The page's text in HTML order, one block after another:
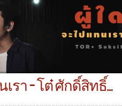
องค์ช่วยได้Pre-Chorus 2: เป็นดังแสงเล็ก ๆ
ในหัวใจช่วยนำหนทาง ให้ก้าวเดินข้ามผ่านจ
ำคืนนี้ ในคืนที่มีแสงดวงดาวพร่างพราวส่องใ
วใจ ให้ได้มาพบพระเยซูคริสต์ในค่ำคืนนี้ อย
ปิดใจยอมรับพระองค์ผู้ไถ่ ได้ชีวิตใหม่อยู่ในค
วัง_______________________________
album/
HcbwyFcZQcOYWCLqmRIyMA== ค
content/uploads/2021/12/ในค่ำคืนนี้-
Producer : เรือ
รา – โต๋ ศักดิ์สิทธิ์...